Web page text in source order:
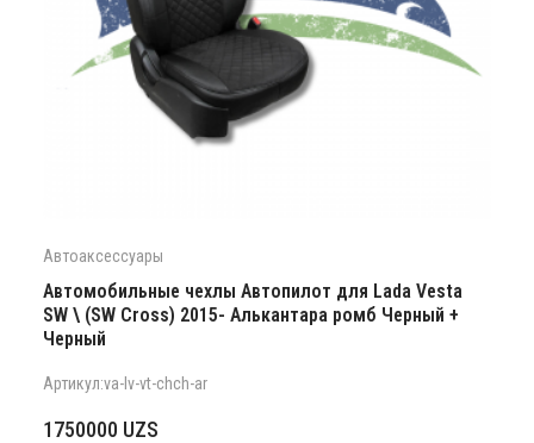
Автоаксессуары
Автомобильные чехлы Автопилот для Lada Vesta
SW \ (SW Cross) 2015- Алькантара ромб Черный +
Черный
Артикул:va-lv-vt-chch-ar
1750000 UZS